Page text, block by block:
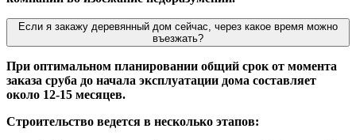
Если я закажу деревянный дом сейчас, через какое время можно
въезжать?
При оптимальном планировании общий срок от момента
заказа сруба до начала эксплуатации дома составляет
около 12-15 месяцев.
Строительство ведется в несколько этапов: